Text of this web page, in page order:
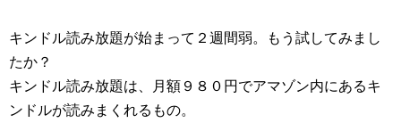
キンドル読み放題が始まって２週間弱。もう試してみまし
たか？
キンドル読み放題は、月額９８０円でアマゾン内にあるキ
ンドルが読みまくれるもの。